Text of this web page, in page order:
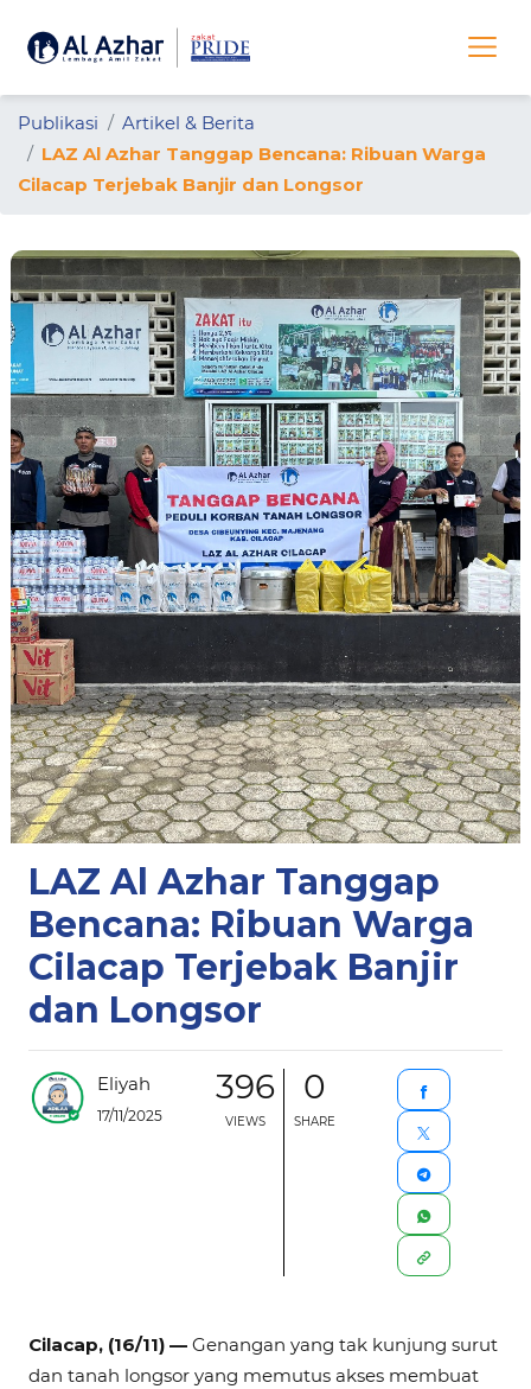
Publikasi
Artikel & Berita
LAZ Al Azhar Tanggap Bencana: Ribuan Warga
Cilacap Terjebak Banjir dan Longsor
LAZ Al Azhar Tanggap
Bencana: Ribuan Warga
Cilacap Terjebak Banjir
dan Longsor
Eliyah
17/11/2025
396
VIEWS
0
SHARE
Cilacap, (16/11) — Genangan yang tak kunjung surut
dan tanah longsor yang memutus akses membuat